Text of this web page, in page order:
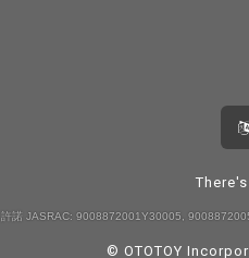
許諾 JASRAC: 9008872001Y30005,
© OTOTOY